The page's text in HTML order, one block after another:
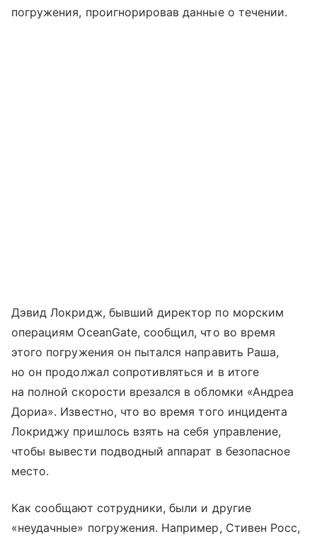
погружения, проигнорировав данные о течении.
Дэвид Локридж, бывший директор по морским
операциям OceanGate, сообщил, что во время
этого погружения он пытался направить Раша,
но он продолжал сопротивляться и в итоге
на полной скорости врезался в обломки «Андреа
Дориа». Известно, что во время того инцидента
Локриджу пришлось взять на себя управление,
чтобы вывести подводный аппарат в безопасное
место.
Как сообщают сотрудники, были и другие
«неудачные» погружения. Например, Стивен Росс,